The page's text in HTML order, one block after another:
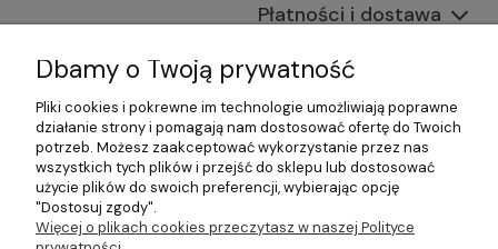
Płatności i dostawa
Informacje
O nas
©2026 Wszelkie Prawa Zastrzeżone | Gastrosklep |
Wyposażenie gastronomii, restauracji oraz barów
Dbamy o Twoją prywatność
Pliki cookies i pokrewne im technologie umożliwiają poprawne
działanie strony i pomagają nam dostosować ofertę do Twoich
potrzeb. Możesz zaakceptować wykorzystanie przez nas
wszystkich tych plików i przejść do sklepu lub dostosować
użycie plików do swoich preferencji, wybierając opcję
"Dostosuj zgody".
Więcej o plikach cookies przeczytasz w naszej Polityce